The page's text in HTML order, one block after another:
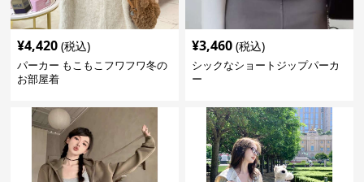
¥4,420 (税込)
パーカー もこもこフワフワ冬の
お部屋着
¥3,460 (税込)
シックなショートジップパーカ
ー